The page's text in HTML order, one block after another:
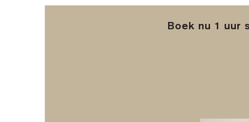
Boek nu 1 uur